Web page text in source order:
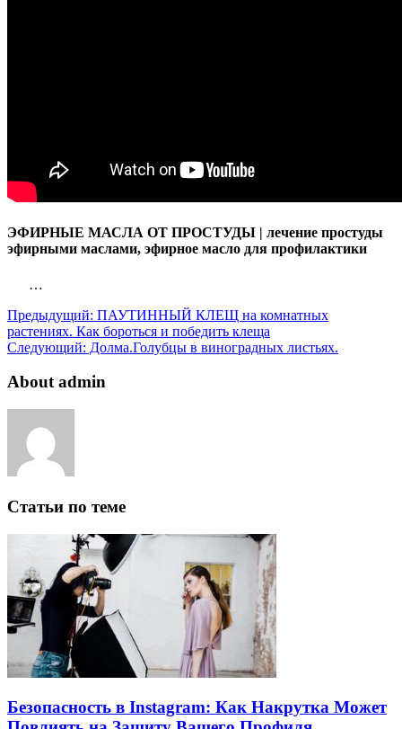
ЭФИРНЫЕ МАСЛА ОТ ПРОСТУДЫ | лечение простуды
эфирными маслами, эфирное масло для профилактики
…
Предыдущий: ПАУТИННЫЙ КЛЕЩ на комнатных
растениях. Как бороться и победить клеща
Следующий: Долма.Голубцы в виноградных листьях.
About admin
Статьи по теме
Безопасность в Instagram: Как Накрутка Может